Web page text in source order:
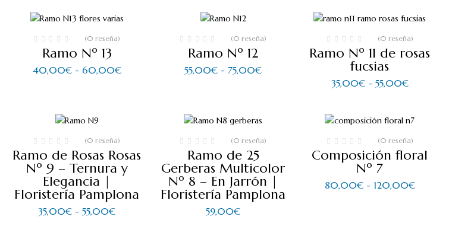
hasta
65,00€
60,00€
(0 reseña)
Ramo Nº 13
40,00€ - 60,00€Rango
(0 reseña)
Ramo Nº 12
55,00€ - 75,00€Rango
hasta
75,00€
(0 reseña)
Ramo Nº 11 de rosas
fucsias
35,00€ - 55,00€Rango
35,00€
55,00€
(0 reseña)
Ramo de Rosas Rosas
Nº 9 – Ternura y
Elegancia |
Floristería Pamplona
35,00€ - 55,00€Rango
(0 reseña)
Ramo de 25
Gerberas Multicolor
Nº 8 – En Jarrón |
Floristería Pamplona
59,00€
(0 reseña)
Composición floral
Nº 7
80,00€ - 120,00€Rango